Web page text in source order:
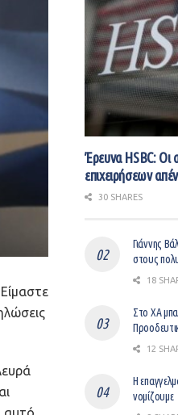
Έρευνα HSBC: Οι
επιχειρήσεων
30 SHARES
Γιάννης
στους
18
Στο ΧΑ
12
Η
νομίζουμε